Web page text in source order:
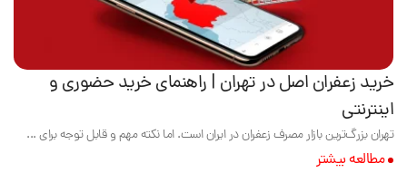
خرید زعفران اصل در تهران | راهنمای خرید حضوری و
اینترنتی
تهران بزرگ‌ترین بازار مصرف زعفران در ایران است. اما نکته مهم و قابل توجه برای ...
مطالعه بیشتر